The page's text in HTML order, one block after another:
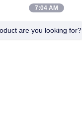
7:04 AM
are you looking for?